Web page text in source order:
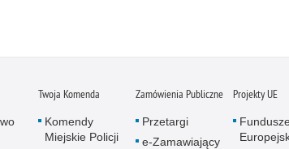
Twoja Komenda
Komendy
Miejskie Policji
Zamówienia Publiczne
Przetargi
e-Zamawiający
Projekty UE